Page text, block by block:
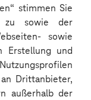
stimmen Sie
sowie der
sowie
Erstellung und
Drittanbieter,
außerhalb der